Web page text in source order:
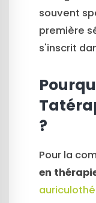
souvent
première
s'inscrit
?
Pour la
en